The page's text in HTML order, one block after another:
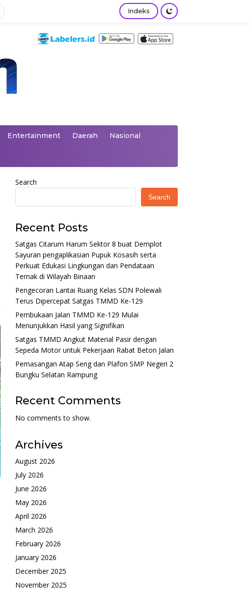
Indeks
Entertainment Daerah Nasional
Search
Search
Recent Posts
Satgas Citarum Harum Sektor 8 buat Demplot
Sayuran pengaplikasian Pupuk Kosasih serta
Perkuat Edukasi Lingkungan dan Pendataan
Ternak di Wilayah Binaan
Pengecoran Lantai Ruang Kelas SDN Polewali
Terus Dipercepat Satgas TMMD Ke-129
Pembukaan Jalan TMMD Ke-129 Mulai
Menunjukkan Hasil yang Signifikan
Satgas TMMD Angkut Material Pasir dengan
Sepeda Motor untuk Pekerjaan Rabat Beton Jalan
Pemasangan Atap Seng dan Plafon SMP Negeri 2
Bungku Selatan Rampung
Recent Comments
No comments to show.
Archives
August 2026
July 2026
June 2026
May 2026
April 2026
March 2026
February 2026
January 2026
December 2025
November 2025